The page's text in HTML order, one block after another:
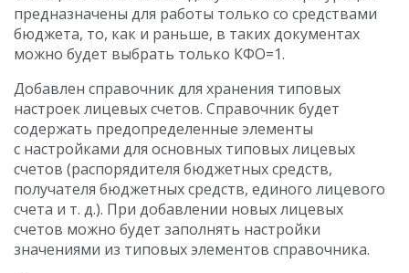
предназначены для работы только со средствами
бюджета, то, как и раньше, в таких документах
можно будет выбрать только КФО=1.
Добавлен справочник для хранения типовых
настроек лицевых счетов. Cправочник будет
содержать предопределенные элементы
с настройками для основных типовых лицевых
счетов (распорядителя бюджетных средств,
получателя бюджетных средств, единого лицевого
счета и т. д.). При добавлении новых лицевых
счетов можно будет заполнять настройки
значениями из типовых элементов справочника.